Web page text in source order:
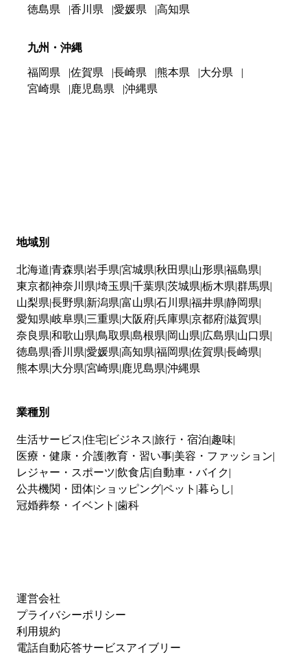
徳島県
香川県 愛媛県 高知県
九州・沖縄
福岡県 佐賀県 長崎県 熊本県
大分県
宮崎県
鹿児島県 沖縄県
地域別
北海道 青森県 岩手県 宮城県 秋田県 山形県 福島県
東京都神奈川県 埼玉県 千葉県 茨城県 栃木県 群馬県
山梨県 長野県 新潟県 富山県 石川県 福井県 静岡県
愛知県 岐阜県 三重県 大阪府兵庫県 京都府滋賀県
奈良県 和歌山県 鳥取県 島根県 岡山県 広島県 山口県
徳島県 香川県 愛媛県 高知県 福岡県 佐賀県 長崎県
熊本県 大分県 宮崎県 鹿児島県 沖縄県
業種別
生活サービス 住宅 ビジネス 旅行・宿泊 趣味
医療・健康・介護教育・習い事 美容・ファッション
レジャー・スポーツ 飲食店 自動車・バイク
公共機関・団体 ショッピングペット 暮らし
冠婚葬祭・イベント 歯科
運営会社
プライバシーポリシー
利用規約
電話自動応答サービスアイブリー